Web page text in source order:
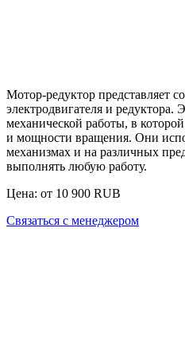
Мотор-редуктор представляет
электродвигателя и редуктора.
механической работы, в
и мощности вращения. Они
механизмах и на различных
выполнять любую работу.
Цена: от 10 900 RUB
Связаться с менеджером